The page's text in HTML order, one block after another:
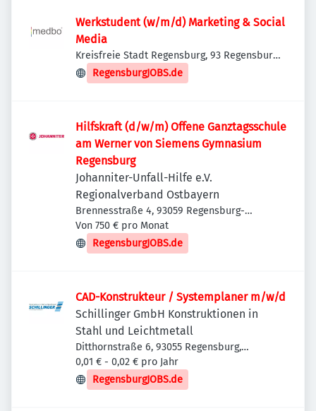
Werkstudent (w/m/d) Marketing & Social
Media
Kreisfreie Stadt Regensburg, 93 Regensburg,
Deutschland
RegensburgJOBS.de
Hilfskraft (d/w/m) Offene Ganztagsschule
am Werner von Siemens Gymnasium
Regensburg
Johanniter-Unfall-Hilfe e.V.
Regionalverband Ostbayern
Brennesstraße 4, 93059 Regensburg-
Reinhausen, Deutschland
Von 750 € pro Monat
RegensburgJOBS.de
CAD-Konstrukteur / Systemplaner m/w/d
Schillinger GmbH Konstruktionen in
Stahl und Leichtmetall
Ditthornstraße 6, 93055 Regensburg,
Deutschland
0,01 € - 0,02 € pro Jahr
RegensburgJOBS.de